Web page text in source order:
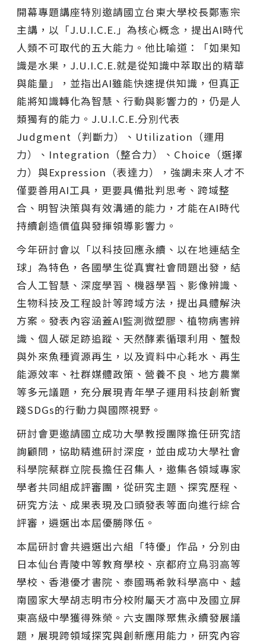
開幕專題講座特別邀請國立台東大學校長鄭憲宗
主講，以「J.U.I.C.E.」為核心概念，提出AI時代
人類不可取代的五大能力。他比喻道：「如果知
識是水果，J.U.I.C.E.就是從知識中萃取出的精華
與能量」，並指出AI雖能快速提供知識，但真正
能將知識轉化為智慧、行動與影響力的，仍是人
類獨有的能力。J.U.I.C.E.分別代表
Judgment（判斷力）、Utilization（運用
力）、Integration（整合力）、Choice（選擇
力）與Expression（表達力），強調未來人才不
僅要善用AI工具，更要具備批判思考、跨域整
合、明智決策與有效溝通的能力，才能在AI時代
持續創造價值與發揮領導影響力。
今年研討會以「以科技回應永續、以在地連結全
球」為特色，各國學生從真實社會問題出發，結
合人工智慧、深度學習、機器學習、影像辨識、
生物科技及工程設計等跨域方法，提出具體解決
方案。發表內容涵蓋AI監測微塑膠、植物病害辨
識、個人碳足跡追蹤、天然酵素循環利用、蟹殼
與外來魚種資源再生，以及資料中心耗水、再生
能源效率、社群媒體政策、營養不良、地方農業
等多元議題，充分展現青年學子運用科技創新實
踐SDGs的行動力與國際視野。
研討會更邀請國立成功大學教授團隊擔任研究諮
詢顧問，協助精進研討深度，並由成功大學社會
科學院蔡群立院長擔任召集人，邀集各領域專家
學者共同組成評審團，從研究主題、探究歷程、
研究方法、成果表現及口頭發表等面向進行綜合
評審，遴選出本屆優勝隊伍。
本屆研討會共遴選出六組「特優」作品，分別由
日本仙台青陵中等教育學校、京都府立鳥羽高等
學校、香港優才書院、泰國瑪希敦科學高中、越
南國家大學胡志明市分校附屬天才高中及國立屏
東高級中學獲得殊榮。六支團隊聚焦永續發展議
題，展現跨領域探究與創新應用能力，研究內容